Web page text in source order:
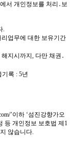
서 개인정보를 처리․보
.
업무에 대한 보유기간
지시까지, 다만 채권․
록 : 5년
’이하 ‘섬진강향가오
등 개인정보 보호법 제1
않습니다.